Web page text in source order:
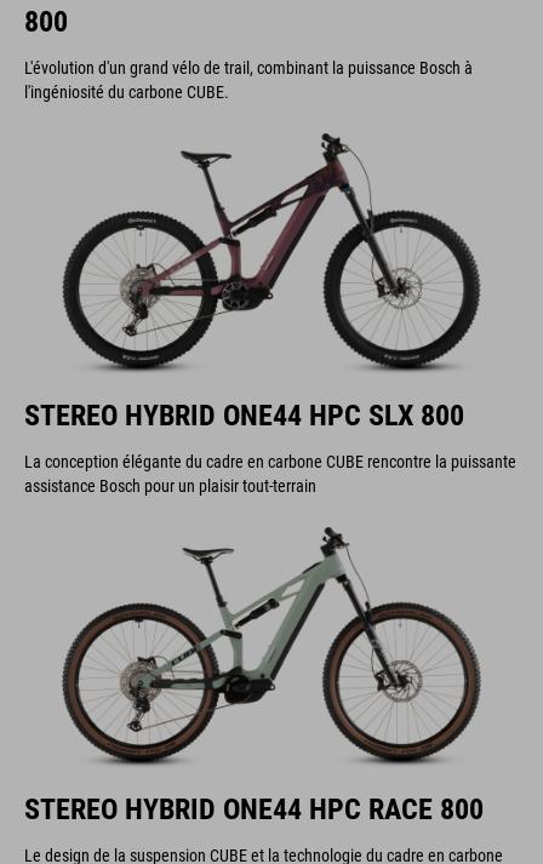
800
L'évolution d'un grand vélo de trail, combinant la puissance Bosch à
l'ingéniosité du carbone CUBE.
STEREO HYBRID ONE44 HPC SLX 800
La conception élégante du cadre en carbone CUBE rencontre la puissante
assistance Bosch pour un plaisir tout-terrain
STEREO HYBRID ONE44 HPC RACE 800
Le design de la suspension CUBE et la technologie du cadre en carbone